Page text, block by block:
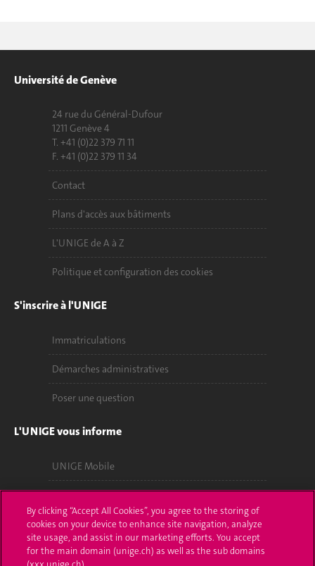
Université de Genève
24 rue du Général-Dufour
1211 Genève 4
T. +41 (0)22 379 71 11
F. +41 (0)22 379 11 34
Contact
Plans d'accès aux bâtiments
L'UNIGE de A à Z
Politique et configuration des cookies
S'inscrire à l'UNIGE
Immatriculations
Démarches administratives
Poser une question
L'UNIGE vous informe
UNIGE Mobile
Médias
Offres d'emploi
Bibliothèque
By clicking “Accept All Cookies”, you agree to the storing of
cookies on your device to enhance site navigation, analyze
site usage, and assist in our marketing efforts. You accept
for the main domain (unige.ch) as well as the sub domains